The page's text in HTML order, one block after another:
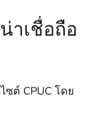
าเชื่อถือ
ซต์ CPUC โดย